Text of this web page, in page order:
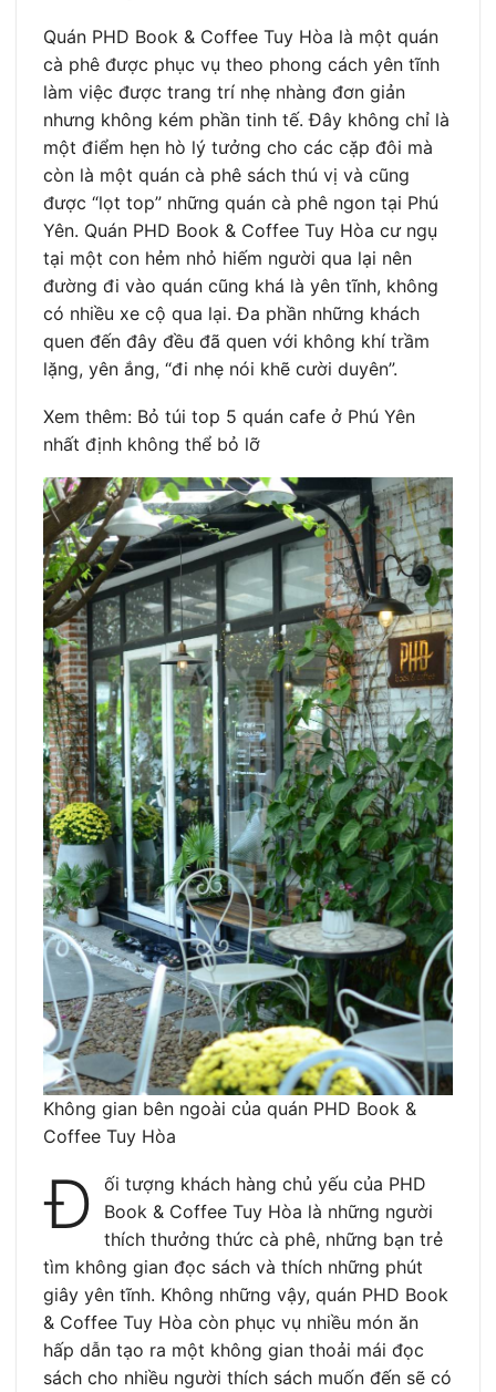
Quán PHD Book & Coffee Tuy Hòa là một quán
cà phê được phục vụ theo phong cách yên tĩnh
làm việc được trang trí nhẹ nhàng đơn giản
nhưng không kém phần tinh tế. Đây không chỉ là
một điểm hẹn hò lý tưởng cho các cặp đôi mà
còn là một quán cà phê sách thú vị và cũng
được “lọt top” những quán cà phê ngon tại Phú
Yên. Quán PHD Book & Coffee Tuy Hòa cư ngụ
tại một con hẻm nhỏ hiếm người qua lại nên
đường đi vào quán cũng khá là yên tĩnh, không
có nhiều xe cộ qua lại. Đa phần những khách
quen đến đây đều đã quen với không khí trầm
lặng, yên ắng, “đi nhẹ nói khẽ cười duyên”.
Xem thêm: Bỏ túi top 5 quán cafe ở Phú Yên
nhất định không thể bỏ lỡ
Không gian bên ngoài của quán PHD Book &
Coffee Tuy Hòa
Đ
ối tượng khách hàng chủ yếu của PHD
Book & Coffee Tuy Hòa là những người
thích thưởng thức cà phê, những bạn trẻ
tìm không gian đọc sách và thích những phút
giây yên tĩnh. Không những vậy, quán PHD Book
& Coffee Tuy Hòa còn phục vụ nhiều món ăn
hấp dẫn tạo ra một không gian thoải mái đọc
sách cho nhiều người thích sách muốn đến sẽ có